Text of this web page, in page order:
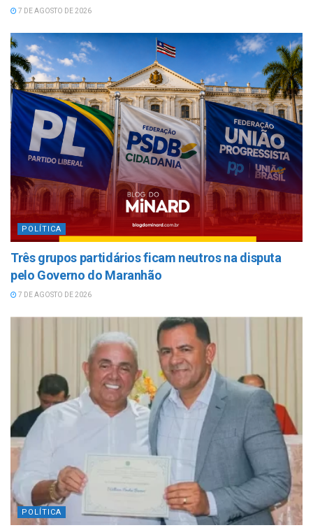
7 DE AGOSTO DE 2026
POLÍTICA
Três grupos partidários ficam neutros na disputa
pelo Governo do Maranhão
7 DE AGOSTO DE 2026
POLÍTICA